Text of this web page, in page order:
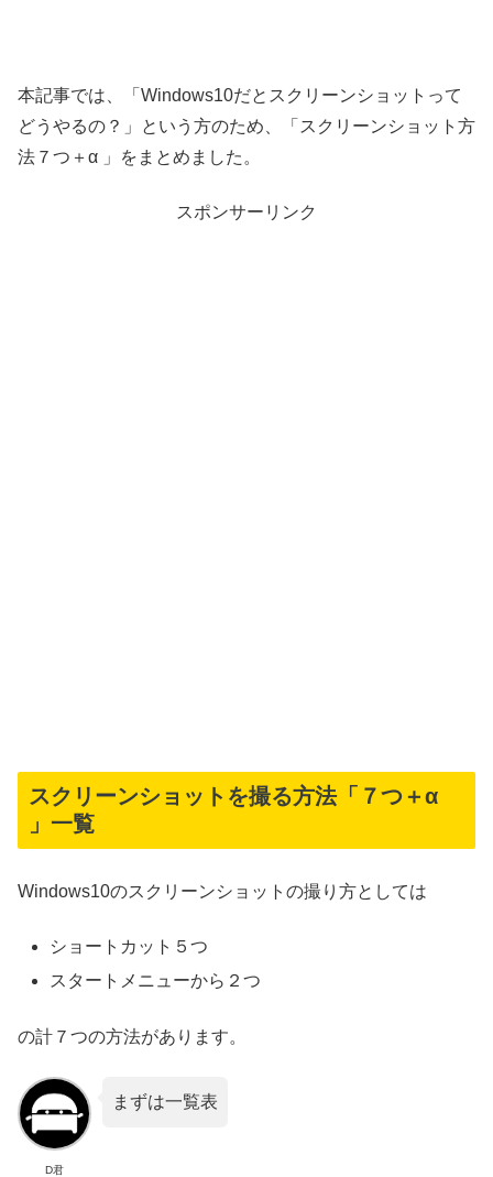
本記事では、「Windows10だとスクリーンショットって
どうやるの？」という方のため、「スクリーンショット方
法７つ＋α 」をまとめました。
スポンサーリンク
スクリーンショットを撮る方法「７つ＋α
」一覧
Windows10のスクリーンショットの撮り方としては
ショートカット５つ
スタートメニューから２つ
の計７つの方法があります。
D君
まずは一覧表